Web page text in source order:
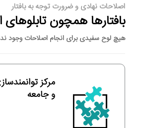
اصلاحات نهادی و ضرورت توجه به بافتار
بافتارها همچون
هیچ لوح سفیدی برای انجام اصلاحات وجود
مرکز
و جامعه